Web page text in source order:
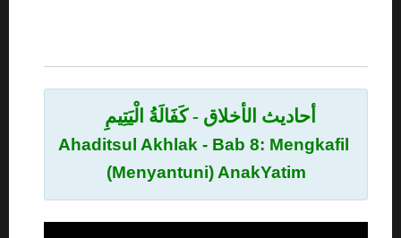
أحاديث الأخلاق - كَفَالَةُ الْیَتِیمِ
Mengkafil
(Menyantuni) AnakYatim